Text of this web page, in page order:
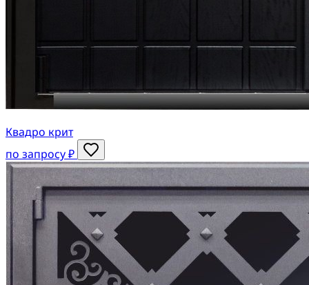
Квадро крит
по запросу ₽